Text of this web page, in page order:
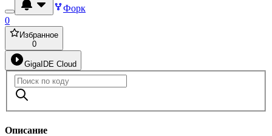
Форк
0
Избранное
0
GigaIDE Cloud
Описание